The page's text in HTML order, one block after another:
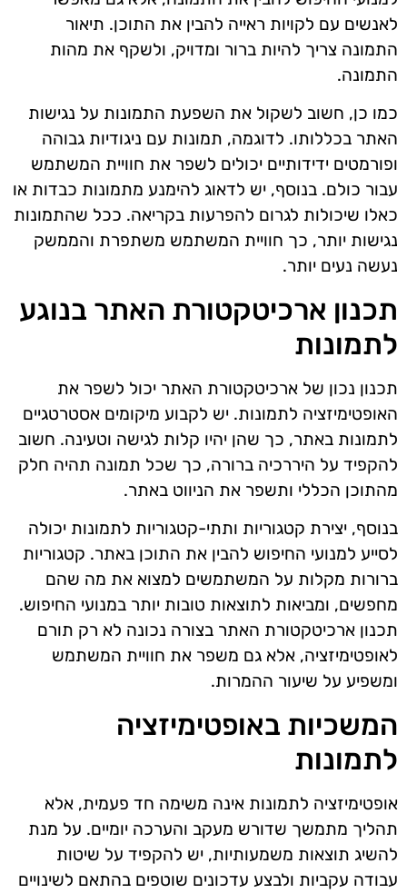
לאנשים עם לקויות ראייה להבין את התוכן. תיאור
התמונה צריך להיות ברור ומדויק, ולשקף את מהות
התמונה.
כמו כן, חשוב לשקול את השפעת התמונות על נגישות
האתר בכללותו. לדוגמה, תמונות עם ניגודיות גבוהה
ופורמטים ידידותיים יכולים לשפר את חוויית המשתמש
עבור כולם. בנוסף, יש לדאוג להימנע מתמונות כבדות או
כאלו שיכולות לגרום להפרעות בקריאה. ככל שהתמונות
נגישות יותר, כך חוויית המשתמש משתפרת והממשק
נעשה נעים יותר.
תכנון ארכיטקטורת האתר בנוגע
לתמונות
תכנון נכון של ארכיטקטורת האתר יכול לשפר את
האופטימיזציה לתמונות. יש לקבוע מיקומים אסטרטגיים
לתמונות באתר, כך שהן יהיו קלות לגישה וטעינה. חשוב
להקפיד על היררכיה ברורה, כך שכל תמונה תהיה חלק
מהתוכן הכללי ותשפר את הניווט באתר.
בנוסף, יצירת קטגוריות ותתי-קטגוריות לתמונות יכולה
לסייע למנועי החיפוש להבין את התוכן באתר. קטגוריות
ברורות מקלות על המשתמשים למצוא את מה שהם
מחפשים, ומביאות לתוצאות טובות יותר במנועי החיפוש.
תכנון ארכיטקטורת האתר בצורה נכונה לא רק תורם
לאופטימיזציה, אלא גם משפר את חוויית המשתמש
ומשפיע על שיעור ההמרות.
המשכיות באופטימיזציה
לתמונות
אופטימיזציה לתמונות אינה משימה חד פעמית, אלא
תהליך מתמשך שדורש מעקב והערכה יומיים. על מנת
להשיג תוצאות משמעותיות, יש להקפיד על שיטות
עבודה עקביות ולבצע עדכונים שוטפים בהתאם לשינויים